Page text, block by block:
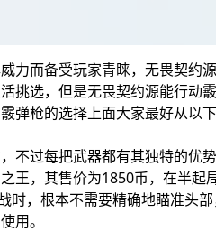
力而备受玩家青睐，无畏契约
挑选，但是无畏契约源能行动
弹枪的选择上面大家最好从以下
不过每把武器都有其独特的优
王，其售价为1850币，在半起
时，根本不需要精确地瞄准头
用。